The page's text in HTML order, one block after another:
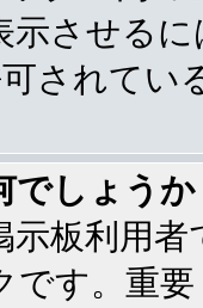
示させる
可されて
でしょうか
示板利用
です。重